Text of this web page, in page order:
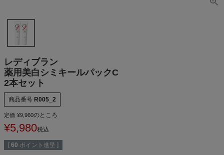
レディブラン
薬用美白シミキールパックC
2本セット
商品番号 R005_2
定価 ¥9,960のところ
¥5,980税込
[ 60 ポイント進呈 ]